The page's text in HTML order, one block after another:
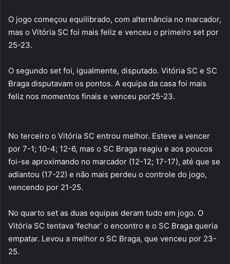
O jogo começou equilibrado, com alternância no marcador,
mas o Vitória SC foi mais feliz e venceu o primeiro set por
25-23.
O segundo set foi, igualmente, disputado. Vitória SC e SC
Braga disputavam os pontos. A equipa da casa foi mais
feliz nos momentos finais e venceu por25-23.
No terceiro o Vitória SC entrou melhor. Esteve a vencer
por 7-1; 10-4; 12-6, mas o SC Braga reagiu e aos poucos
foi-se aproximando no marcador (12-12; 17-17), até que se
adiantou (17-22) e não mais perdeu o controle do jogo,
vencendo por 21-25.
No quarto set as duas equipas deram tudo em jogo. O
Vitória SC tentava ‘fechar’ o encontro e o SC Braga queria
empatar. Levou a melhor o SC Braga, que venceu por 23-
25.